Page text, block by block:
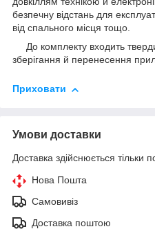
безпечну відстань для
від спального місця тощо.
До комплекту входить
зберігання й перенесення
Приховати
Умови доставки
Доставка здійснюється тільки
Нова Пошта
Самовивіз
Доставка поштою